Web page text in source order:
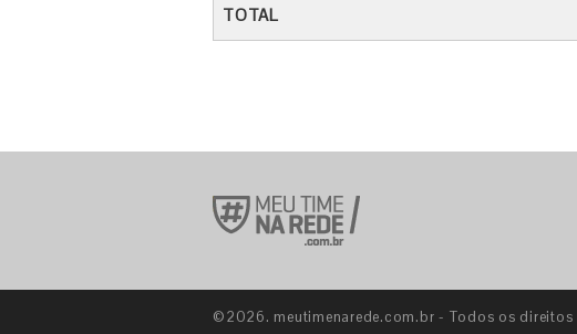
TOTAL
©2026. meutimenarede.com.br - Todos os direitos